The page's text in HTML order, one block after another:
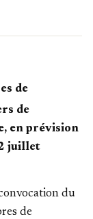
de
de
en prévision
juillet
du
de